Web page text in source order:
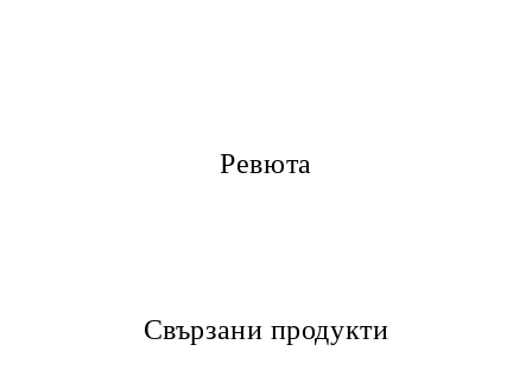
Ревюта
Свързани продукти